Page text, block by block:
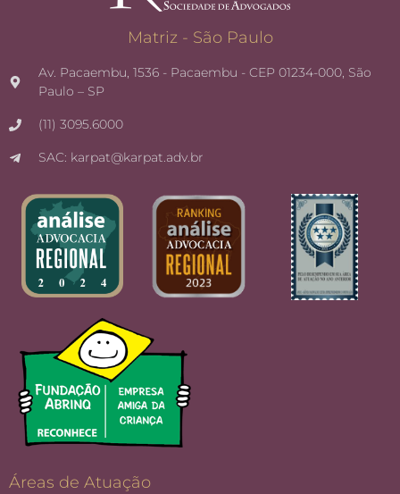
Matriz - São Paulo
Av. Pacaembu, 1536 - Pacaembu - CEP 01234-000, São
Paulo – SP
(11) 3095.6000
SAC: karpat@karpat.adv.br
Áreas de Atuação